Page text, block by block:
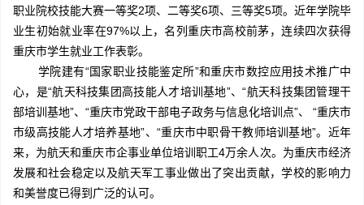
职业院校技能大赛一等奖2项、二等奖6项、三等奖5项。近年学院毕
业生初始就业率在97%以上，名列重庆市高校前茅，连续四次获得
重庆市学生就业工作表彰。
学院建有“国家职业技能鉴定所”和重庆市数控应用技术推广中
心，是“航天科技集团高技能人才培训基地”、“航天科技集团管理干
部培训基地”、“重庆市党政干部电子政务与信息化培训点”、 “重庆市
市级高技能人才培养基地”、“重庆市中职骨干教师培训基地”。近年
来，为航天和重庆市企事业单位培训职工4万余人次。为重庆市经济
发展和社会稳定以及航天军工事业做出了突出贡献，学校的影响力
和美誉度已得到广泛的认可。